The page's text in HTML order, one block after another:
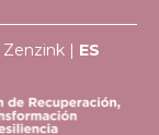
Zenzink | ES